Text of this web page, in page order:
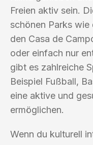
Freien aktiv sein.
schönen Parks
den Casa de
oder einfach nur
gibt es zahlreiche
Beispiel Fußball,
eine aktive und
ermöglichen.
Wenn du kulturell